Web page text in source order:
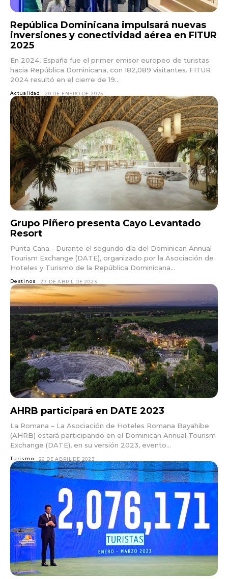
República Dominicana impulsará nuevas
inversiones y conectividad aérea en FITUR
2025
En 2024, España fue el primer emisor europeo de turistas
hacia República Dominicana, con 182,089 visitantes. FITUR
2024 resultó en el cierre de 19...
Actualidad 20 DE ENERO DE 2025
Grupo Piñero presenta Cayo Levantado
Resort
Punta Cana.- Durante el segundo día del Dominican Annual
Tourism Exchange (DATE), organizado por la Asociación de
Hoteles y Turismo de la República Dominicana...
Destinos 27 DE ABRIL DE 2023
AHRB participará en DATE 2023
La Romana – La Asociación de Hoteles Romana Bayahibe
(AHRB) estará participando en el Dominican Annual Tourism
Exchange (DATE), en su versión 2023, evento...
Turismo 26 DE ABRIL DE 2023